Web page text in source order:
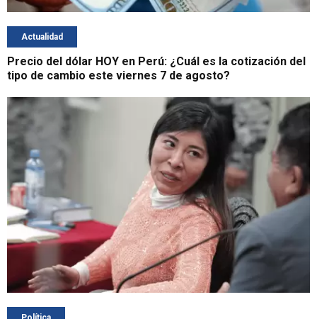
Actualidad
Precio del dólar HOY en Perú: ¿Cuál es la cotización del
tipo de cambio este viernes 7 de agosto?